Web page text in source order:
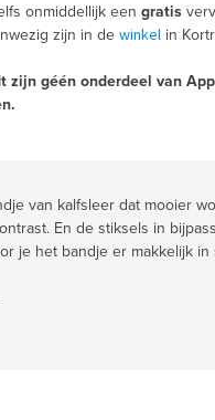
onmiddellijk een gratis
zijn in de winkel in
zijn géén onderdeel van
van kalfsleer dat mooier
En de stiksels in
je het bandje er makkelijk in